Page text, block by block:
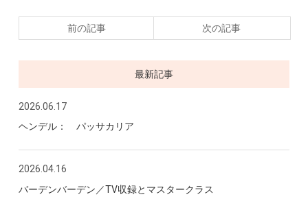
前の記事 次の記事
最新記事
2026.06.17
ヘンデル： パッサカリア
2026.04.16
バーデンバーデン／TV収録とマスタークラス